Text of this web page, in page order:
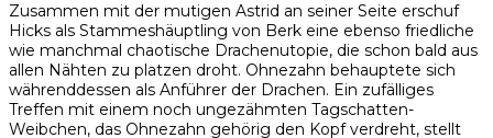
Zusammen mit der mutigen Astrid an seiner Seite erschuf
Hicks als Stammeshäuptling von Berk eine ebenso friedliche
wie manchmal chaotische Drachenutopie, die schon bald aus
allen Nähten zu platzen droht. Ohnezahn behauptete sich
währenddessen als Anführer der Drachen. Ein zufälliges
Treffen mit einem noch ungezähmten Tagschatten-
Weibchen, das Ohnezahn gehörig den Kopf verdreht, stellt